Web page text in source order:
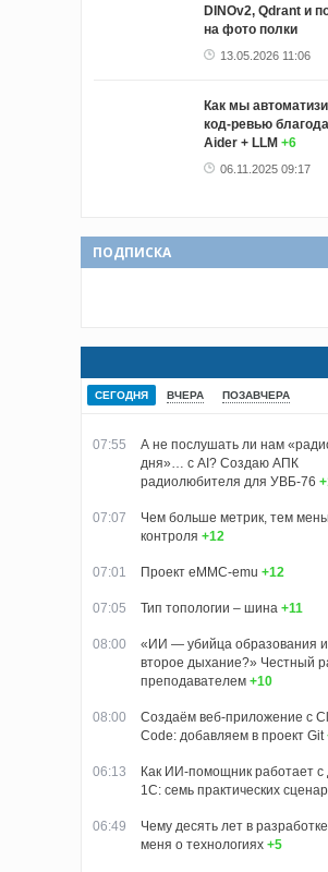
DINOv2, Qdrant и
на фото полки
13.05.2026 11:06
Как мы
код-ревью
Aider + LLM +6
06.11.2025 09:17
ПОДПИСКА
СЕГОДНЯ ВЧЕРА ПОЗАВЧЕРА
07:55
А не послушать ли нам
дня»… с AI? Создаю АПК
радиолюбителя для УВБ-76
07:07
Чем больше метрик, тем
контроля +12
07:01 Проект eMMC-emu +12
07:05 Тип топологии – шина +11
08:00
«ИИ — убийца образования
второе дыхание?» Честный
преподавателем +10
08:00
Создаём веб-приложение с
Code: добавляем в проект Git
06:13
Как ИИ-помощник работает
1С: семь практических
06:49
Чему десять лет в
меня о технологиях +5